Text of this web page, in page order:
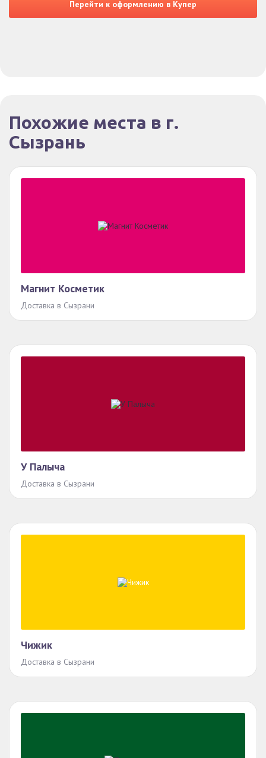
Перейти к оформлению в Купер
Похожие места в г.
Сызрань
Магнит Косметик
Доставка в Сызрани
У Палыча
Доставка в Сызрани
Чижик
Доставка в Сызрани